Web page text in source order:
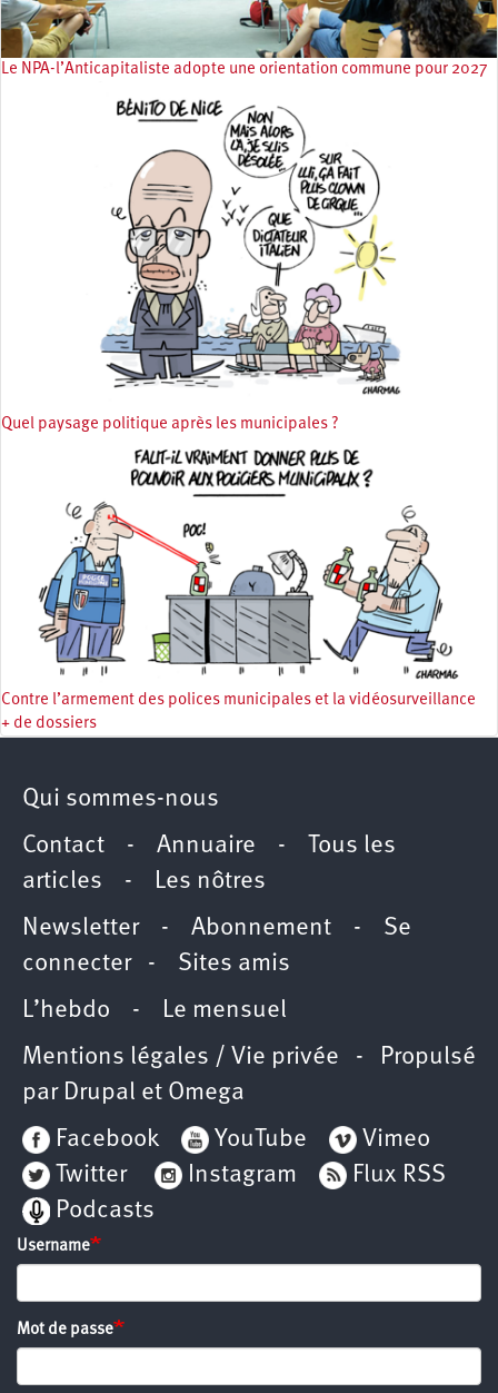
Le NPA-l’Anticapitaliste adopte une orientation commune pour 2027
Quel paysage politique après les municipales ?
Contre l’armement des polices municipales et la vidéosurveillance
+ de dossiers
Qui sommes-nous
Contact - Annuaire -
Tous les
articles - Les nôtres
Newsletter- Abonnement - Se
connecter- Sites amis
L’hebdo - Le mensuel
Mentions légales / Vie privée - Propulsé
par Drupal et Omega
Facebook
YouTube
Vimeo
Twitter
Instagram
Flux RSS
Podcasts
Username
Mot de passe